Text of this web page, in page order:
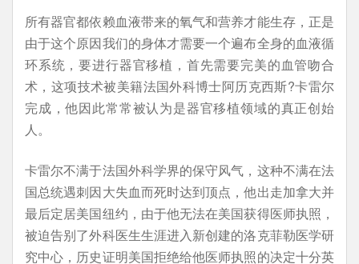
所有器官都依赖血液带来的氧气和营养才能生存，正是
由于这个原因我们的身体才需要一个遍布全身的血液循
环系统，要进行器官移植，首先需要完美的血管吻合
术，这项技术被美籍法国外科博士阿历克西斯?卡雷尔
完成，他因此常常被认为是器官移植领域的真正创始
人。
卡雷尔不满于法国外科学界的保守风气，这种不满在法
国总统遇刺因大失血而死时达到顶点，他出走加拿大并
最后定居美国纽约，由于他无法在美国获得医师执照，
被迫告别了外科医生生涯进入新创建的洛克菲勒医学研
究中心，历史证明美国拒绝给他医师执照的决定十分英